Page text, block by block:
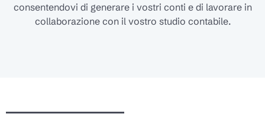
consentendovi di generare i vostri conti e di lavorare in
collaborazione con il vostro studio contabile.